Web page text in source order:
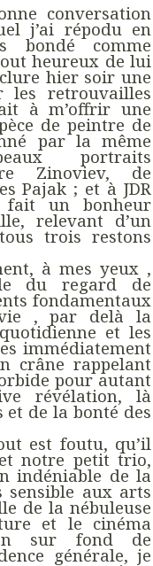
conversation
j’ai répodu en
bondé comme
heureux de lui
hier soir une
les retrouvailles
à m’offrir une
de peintre de
par la même
portraits
Zinoviev, de
Pajak ; et à JDR
fait un bonheur
relevant d’un
trois restons
à mes yeux ,
du regard de
fondamentaux
, par delà la
et les
immédiatement
crâne rappelant
pour autant
révélation, là
et de la bonté des
est foutu, qu’il
notre petit trio,
indéniable de la
sensible aux arts
de la nébuleuse
et le cinéma
sur fond de
générale, je